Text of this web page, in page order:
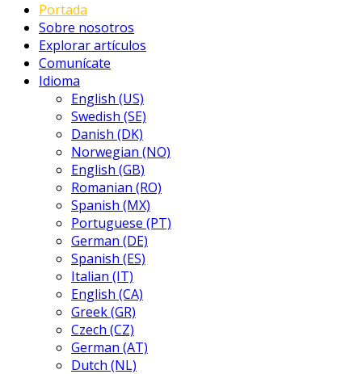
Portada
Sobre nosotros
Explorar artículos
Comunícate
Idioma
English (US)
Swedish (SE)
Danish (DK)
Norwegian (NO)
English (GB)
Romanian (RO)
Spanish (MX)
Portuguese (PT)
German (DE)
Spanish (ES)
Italian (IT)
English (CA)
Greek (GR)
Czech (CZ)
German (AT)
Dutch (NL)